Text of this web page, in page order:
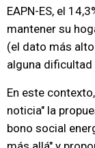
EAPN-ES, el
mantener su
(el dato más
alguna dificultad
En este
noticia" la
bono social